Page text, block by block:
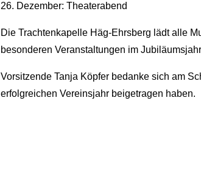
26. Dezember: Theaterabend
Die Trachtenkapelle Häg-Ehrsberg lädt alle
besonderen Veranstaltungen im
Vorsitzende Tanja Köpfer bedanke sich am
erfolgreichen Vereinsjahr beigetragen haben.